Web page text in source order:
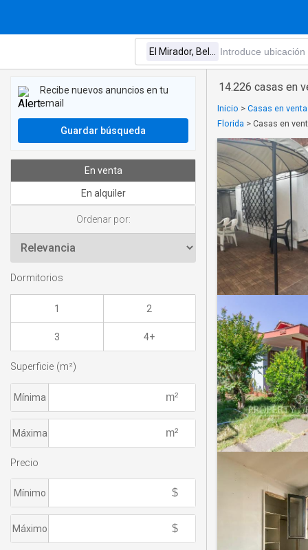
14.226 casas en
Inicio > Casas en
Florida > Casas en
Recibe nuevos anuncios en tu
email
Guardar búsqueda
En venta
En alquiler
Ordenar por:
Dormitorios
1 2
3 4+
Superficie (m²)
Mínima
Máxima
Precio
Mínimo
Máximo